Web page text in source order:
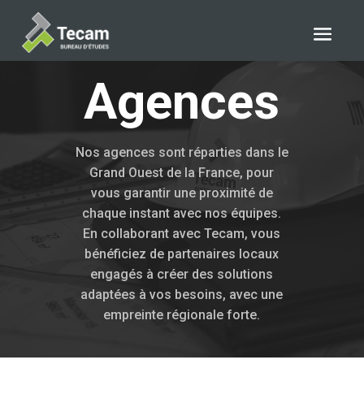
Agences
Nos agences sont réparties dans le
Grand Ouest de la France, pour
vous garantir une proximité de
chaque instant avec nos équipes.
En collaborant avec Tecam, vous
bénéficiez de partenaires locaux
engagés à créer des solutions
adaptées à vos besoins, avec une
empreinte régionale forte.